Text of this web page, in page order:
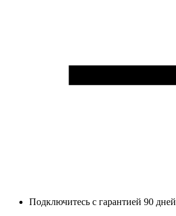
Подключитесь с гарантией 90 дней